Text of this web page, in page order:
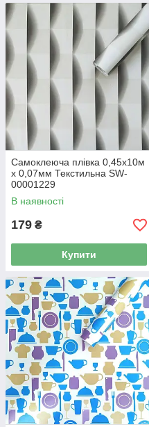
Самоклеюча плівка 0,45х10м
х 0,07мм Текстильна SW-
00001229
В наявності
179 ₴
Купити